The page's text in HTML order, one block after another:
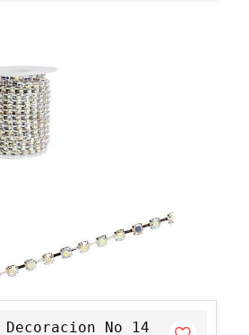
No 14